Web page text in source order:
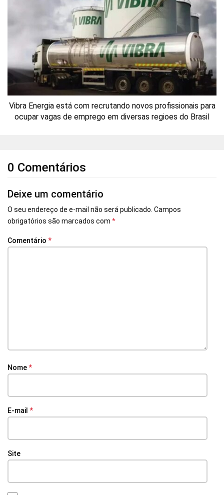
Vibra Energia está com recrutando novos profissionais para
ocupar vagas de emprego em diversas regioes do Brasil
0 Comentários
Deixe um comentário
O seu endereço de e-mail não será publicado. Campos
obrigatórios são marcados com *
Comentário *
Nome*
E-mail *
Site